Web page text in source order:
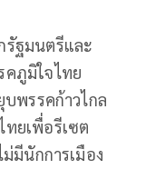
รัฐมนตรีและ
ภูมิใจไทย
พรรคก้าวไกล
ทยเพื่อรีเซต
ม่มีนักการเมือง